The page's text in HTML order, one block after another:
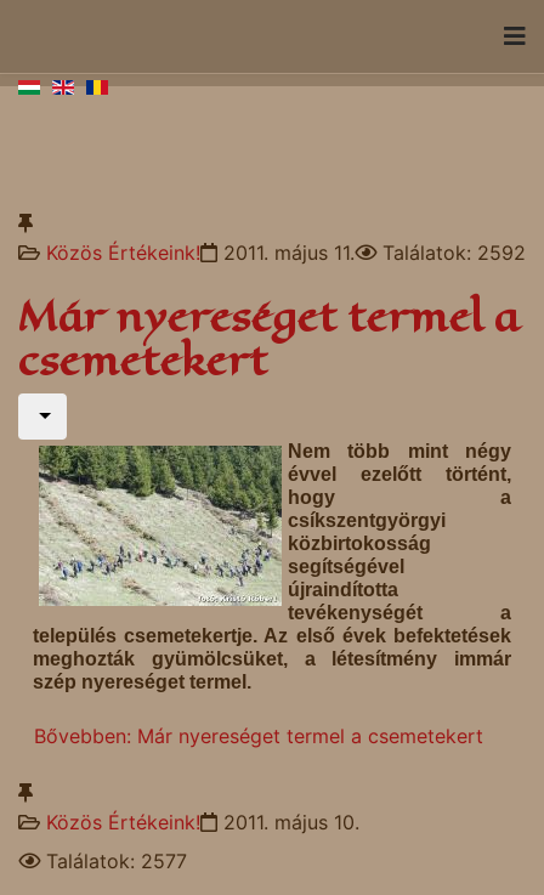
Közös Értékeink! 2011. május 11. Találatok: 2592
Már nyereséget termel a
csemetekert
Nem több mint négy
évvel ezelőtt történt,
hogy a
csíkszentgyörgyi
közbirtokosság
segítségével
újraindította
tevékenységét a
település csemetekertje. Az első évek befektetések
meghozták gyümölcsüket, a létesítmény immár
szép nyereséget termel.
Bővebben: Már nyereséget termel a csemetekert
Közös Értékeink!
2011. május 10.
Találatok: 2577